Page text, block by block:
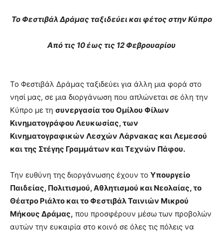
Το Φεστιβάλ Δράμας ταξιδεύει και φέτος στην Κύπρο
Από τις 10 έως τις 12 Φεβρουαρίου
Το Φεστιβάλ Δράμας ταξιδεύει για άλλη μια φορά στο
νησί μας, σε μια διοργάνωση που απλώνεται σε όλη την
Κύπρο με τη συνεργασία του Ομίλου Φίλων
Κινηματογράφου Λευκωσίας, των
Κινηματογραφικών Λεσχών Λάρνακας και Λεμεσού
και της Στέγης Γραμμάτων και Τεχνών Πάφου.
Την ευθύνη της διοργάνωσης έχουν το Υπουργείο
Παιδείας, Πολιτισμού, Αθλητισμού και Νεολαίας, το
Θέατρο Ριάλτο και το Φεστιβάλ Ταινιών Μικρού
Μήκους Δράμας, που προσφέρουν μέσω των προβολών
αυτών την ευκαιρία στο κοινό σε όλες τις πόλεις να